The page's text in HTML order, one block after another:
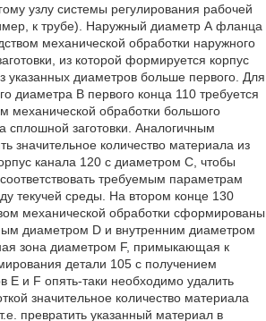
узлу системы регулирования рабочей
к трубе). Наружный диаметр А фланца
механической обработки наружного
из которой формируется корпус
указанных диаметров больше первого. Для
диаметра В первого конца 110 требуется
механической обработки большого
сплошной заготовки. Аналогичным
значительное количество материала из
канала 120 с диаметром С, чтобы
требуемым параметрам
текучей среды. На втором конце 130
механической обработки сформированы
диаметром D и внутренним диаметром
зона диаметром F, примыкающая к
детали 105 с получением
Е и F опять-таки необходимо удалить
значительное количество материала
превратить указанный материал в